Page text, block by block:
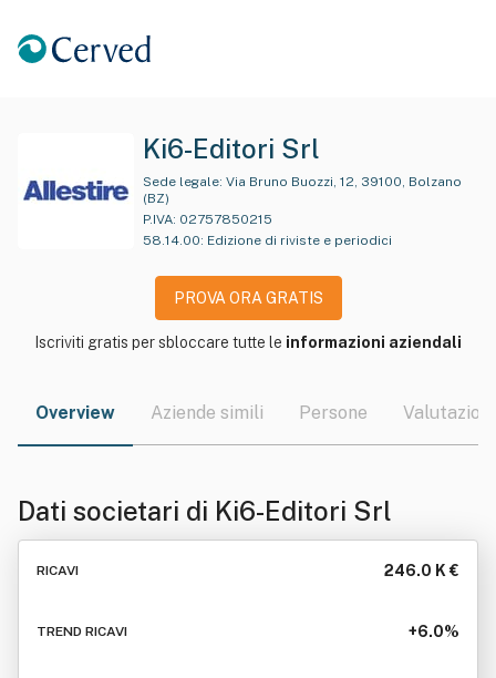
Ki6-Editori Srl
Sede legale:
(BZ)
P.IVA: 02757850215
58.14.00: Edizione di riviste e periodici
PROVA ORA GRATIS
Iscriviti gratis per sbloccare tutte le informazioni aziendali
Overview Aziende simili Persone Valutazioni
Dati societari di Ki6-Editori Srl
RICAVI 246.0 K €
TREND RICAVI +6.0%